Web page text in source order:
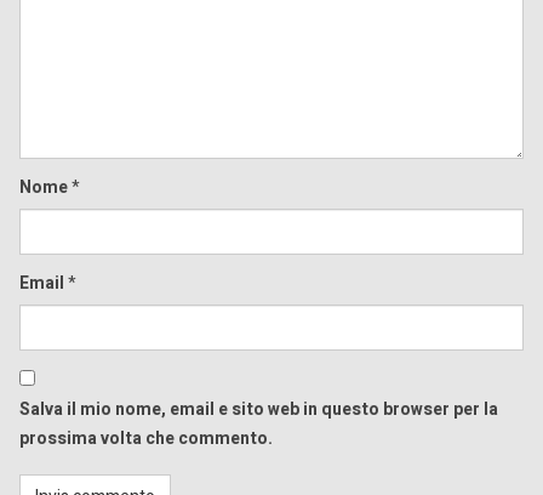
Nome*
Email*
Salva il mio nome, email e sito web in questo browser per la
prossima volta che commento.